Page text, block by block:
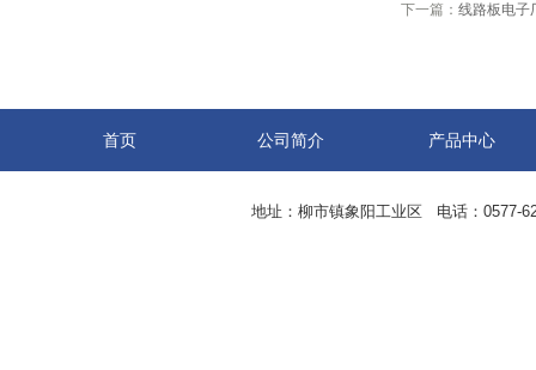
下一篇： 线路板电子
首页 公司简介 产品中心
地址：柳市镇象阳工业区 电话：0577-